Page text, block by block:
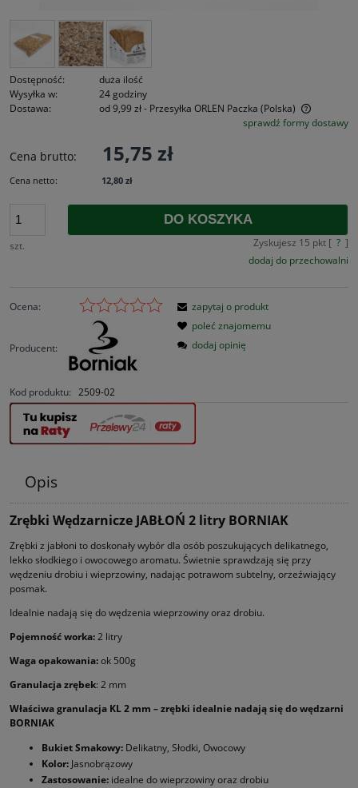
Dostępność:
duża ilość
Wysyłka w:
24 godziny
Dostawa:
od 9,99 zł- Przesyłka ORLEN Paczka (Polska)
Cena nie zawiera ewentualnych kosztów płatnościsprawdź formy dostawy
Cena brutto: 15,75 zł
Cena netto: 12,80 zł
szt.
DO KOSZYKA
Zyskujesz 15 pkt [ ? ]
dodaj do przechowalni
Ocena:
Producent:
Kod produktu: 2509-02
zapytaj o produkt
poleć znajomemu
dodaj opinię
Opis
Zrębki Wędzarnicze JABŁOŃ 2 litry BORNIAK
Zrębki z jabłoni to doskonały wybór dla osób poszukujących delikatnego,
lekko słodkiego i owocowego aromatu. Świetnie sprawdzają się przy
wędzeniu drobiu i wieprzowiny, nadając potrawom subtelny, orzeźwiający
posmak.
Idealnie nadają się do wędzenia wieprzowiny oraz drobiu.
Pojemność worka:2 litry
Waga opakowania:ok 500g
Granulacja zrębek: 2 mm
Właściwa granulacja KL 2 mm – zrębki idealnie nadają się do wędzarni
BORNIAK
Bukiet Smakowy: Delikatny, Słodki, Owocowy
Kolor: Jasnobrązowy
Zastosowanie: idealne do wieprzowiny oraz drobiu